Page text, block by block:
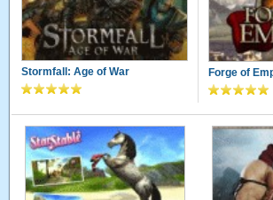
Stormfall: Age of War Forge of